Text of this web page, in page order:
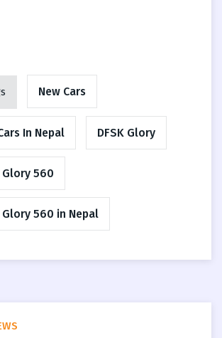
New Cars
In Nepal DFSK Glory
Glory 560
Glory 560 in Nepal